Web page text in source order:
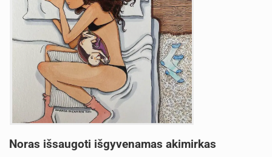
Noras išsaugoti išgyvenamas akimirkas